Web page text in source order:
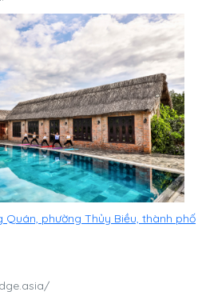
Quán, phường Thủy Biều, thành phố